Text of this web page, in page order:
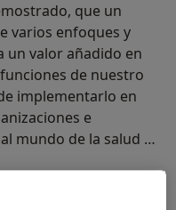
que un
varios enfoques y
un valor añadido en
de nuestro
implementarlo en
e
mundo de la salud y